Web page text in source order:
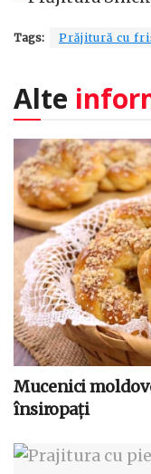
Tags: Prăjitură cu
Alte
Mucenici
însiropați